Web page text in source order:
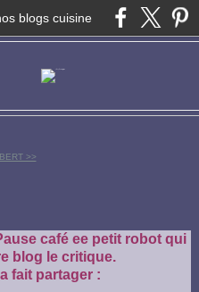
blogs cuisine
>>
café ee petit robot qui
blog le critique.
fait partager :